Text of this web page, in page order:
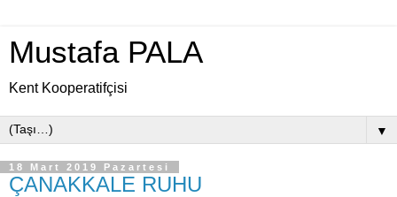
Mustafa PALA
Kent Kooperatifçisi
▼
18 Mart 2019 Pazartesi
ÇANAKKALE RUHU